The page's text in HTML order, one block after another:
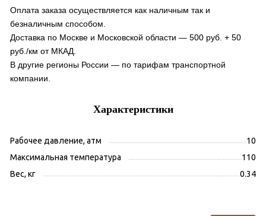
Оплата заказа осуществляется как наличным так и
безналичным способом.
Доставка по Москве и Московской области — 500 руб. + 50
руб./км от МКАД.
В другие регионы России — по тарифам транспортной
компании.
Характеристики
Рабочее давление, атм
10
Максимальная температура
110
Вес, кг
0.34